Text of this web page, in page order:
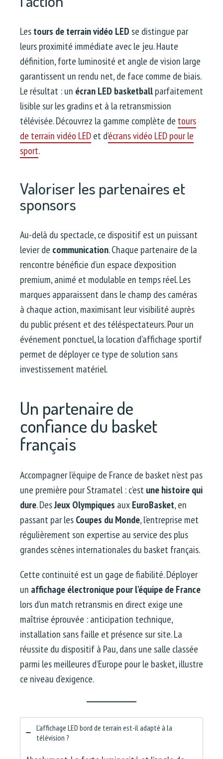
Lestours de terrain vidéo LED se distingue par
leurs proximité immédiate avec le jeu. Haute
définition, forte luminosité et angle de vision large
garantissent un rendu net, de face comme de biais.
Le résultat : un écran LED basketballparfaitement
lisible sur les gradins et à la retransmission
télévisée. Découvrez la gamme complète de tours
de terrain vidéo LEDet d’écrans vidéo LED pour le
sport.
Valoriser les partenaires et
sponsors
Au-delà du spectacle, ce dispositif est un puissant
levier de communication. Chaque partenaire de la
rencontre bénéficie d’un espace d’exposition
premium, animé et modulable en temps réel. Les
marques apparaissent dans le champ des caméras
à chaque action, maximisant leur visibilité auprès
du public présent et des téléspectateurs. Pour un
événement ponctuel, la location d’affichage sportif
permet de déployer ce type de solution sans
investissement matériel.
Un partenaire de
confiance du basket
français
Accompagner l’équipe de France de basket n’est pas
une première pour Stramatel : c’estune histoire qui
dure. DesJeux Olympiques auxEuroBasket, en
passant par lesCoupes du Monde, l’entreprise met
régulièrement son expertise au service des plus
grandes scènes internationales du basket français.
Cette continuité est un gage de fiabilité. Déployer
un affichage électronique pour l’équipe de France
lors d’un match retransmis en direct exige une
maîtrise éprouvée : anticipation technique,
installation sans faille et présence sur site. La
réussite du dispositif à Pau, dans une salle classée
parmi les meilleures d’Europe pour le basket, illustre
ce niveau d’exigence.
L’affichage LED bord de terrain est-il adapté à la
télévision ?